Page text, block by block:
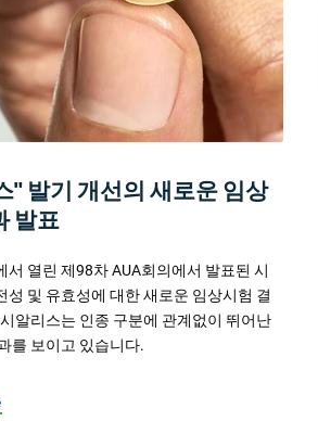
" 발기 개선의 새로운 임상
발표
서 열린 제98차 AUA회의에서 발표된 시
성 및 유효성에 대한 새로운 임상시험 결
알리스는 인종 구분에 관계없이 뛰어난
를 보이고 있습니다.